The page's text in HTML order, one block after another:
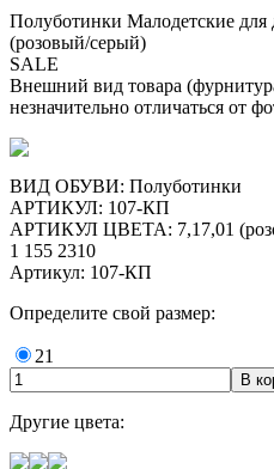
Полуботинки Малодетские для
(розовый/серый)
SALE
Внешний вид товара
незначительно отличаться от
ВИД ОБУВИ: Полуботинки
АРТИКУЛ: 107-КП
АРТИКУЛ ЦВЕТА: 7,17,01
1 155 2310
Артикул: 107-КП
Определите свой размер:
21
Другие цвета: